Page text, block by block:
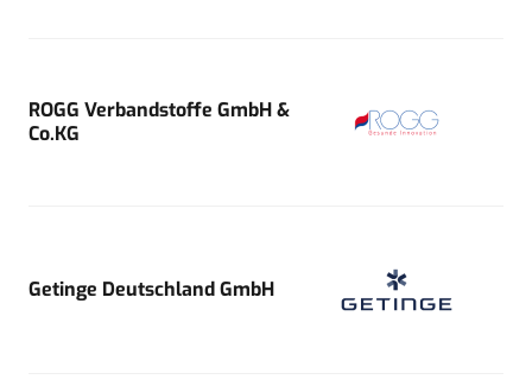
ROGG Verbandstoffe GmbH &
Co.KG
Getinge Deutschland GmbH